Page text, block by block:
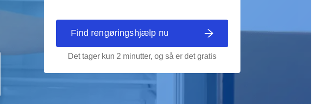
Find rengøringshjælp nu
Det tager kun 2 minutter, og så er det gratis